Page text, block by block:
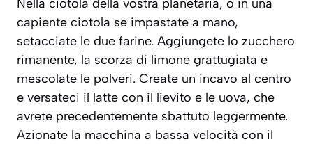
Nella ciotola della vostra planetaria, o in una
capiente ciotola se impastate a mano,
setacciate le due farine. Aggiungete lo zucchero
rimanente, la scorza di limone grattugiata e
mescolate le polveri. Create un incavo al centro
e versateci il latte con il lievito e le uova, che
avrete precedentemente sbattuto leggermente.
Azionate la macchina a bassa velocità con il